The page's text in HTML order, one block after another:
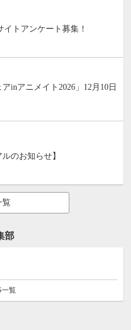
イトアンケート募集！
アinアニメイト2026」12月10日
ルのお知らせ】
覧
部
一覧